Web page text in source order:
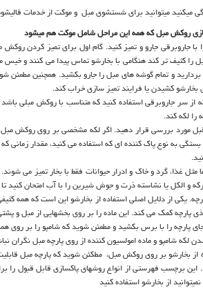
میکنید میتوانید برای شستشوی مبل و موکت از خدمات
روکش مبل که همه این مراحل شامل موکت هم میشود
جاروبرقی جارو و تمیز کنید. گام اول برای تمیز کردن روکش
را کثیف تر کند هنگامی با بخارشو تماس پیدا می کنند و
بردارید و تمام گوشه های مبل را جارو بکشید. همچنین
بخارشو کشیدن یا فرایند تمیز سازی خراب کند.
سر جاروبرقی استفاده کنید که متناسب با روکش مبلی
را لکه کند.
مورد بررسی قرار دهید. اگر لکه مشخصی بر روی روکش
غذا، گرد و خاک و ادرار حیوانات فقط با بخار تمیز می
و الکل یا نشاسته ذرت و جوش شیرین را با آب امتحان کنید تا
یکی از دلایل اصلی استفاده از بخارشو این است که همه
پارچه کمک می کند. این ماده را بر روی بخشهایی از مبل و
پارچه را با برس بکشید و مطمئن شوید که شامپو را بر روی
شامپو و ماده امولسیون کننده از روی پارچه مبل نگران
بخارشو بر روی روکش مبل، مطکئن شوید که پارچه مبل
از بخارشو استفاده کنید